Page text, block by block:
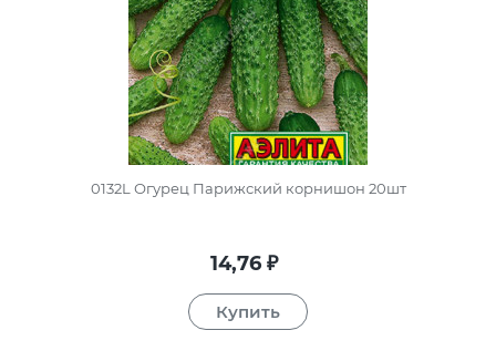
0132L Огурец Парижский корнишон 20шт
14,76 ₽